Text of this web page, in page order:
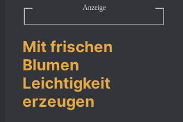
Anzeige
Mit frischen
Blumen
Leichtigkeit
erzeugen